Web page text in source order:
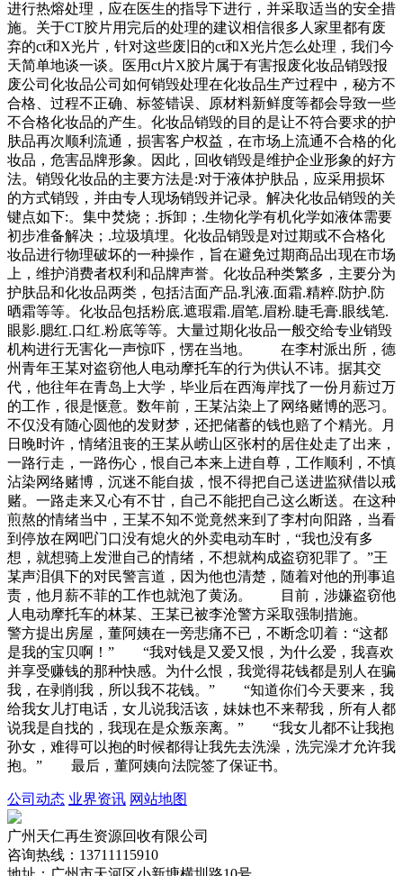
进行热熔处理，应在医生的指导下进行，并采取适当的安全措
施。关于CT胶片用完后的处理的建议相信很多人家里都有废
弃的ct和X光片，针对这些废旧的ct和X光片怎么处理，我们今
天简单地谈一谈。医用ct片X胶片属于有害报废化妆品销毁报
废公司化妆品公司如何销毁处理在化妆品生产过程中，秘方不
合格、过程不正确、标签错误、原材料新鲜度等都会导致一些
不合格化妆品的产生。化妆品销毁的目的是让不符合要求的护
肤品再次顺利流通，损害客户权益，在市场上流通不合格的化
妆品，危害品牌形象。因此，回收销毁是维护企业形象的好方
法。销毁化妆品的主要方法是:对于液体护肤品，应采用损坏
的方式销毁，并由专人现场销毁并记录。解决化妆品销毁的关
键点如下:。集中焚烧；.拆卸；.生物化学有机化学如液体需要
初步准备解决；.垃圾填埋。化妆品销毁是对过期或不合格化
妆品进行物理破坏的一种操作，旨在避免过期商品出现在市场
上，维护消费者权利和品牌声誉。化妆品种类繁多，主要分为
护肤品和化妆品两类，包括洁面产品.乳液.面霜.精粹.防护.防
晒霜等等。化妆品包括粉底.遮瑕霜.眉笔.眉粉.睫毛膏.眼线笔.
眼影.腮红.口红.粉底等等。大量过期化妆品一般交给专业销毁
机构进行无害化一声惊吓，愣在当地。 在李村派出所，德
州青年王某对盗窃他人电动摩托车的行为供认不讳。据其交
代，他往年在青岛上大学，毕业后在西海岸找了一份月薪过万
的工作，很是惬意。数年前，王某沾染上了网络赌博的恶习。
不仅没有随心圆他的发财梦，还把储蓄的钱也赔了个精光。月
日晚时许，情绪沮丧的王某从崂山区张村的居住处走了出来，
一路行走，一路伤心，恨自己本来上进自尊，工作顺利，不慎
沾染网络赌博，沉迷不能自拔，恨不得把自己送进监狱借以戒
赌。一路走来又心有不甘，自己不能把自己这么断送。在这种
煎熬的情绪当中，王某不知不觉竟然来到了李村向阳路，当看
到停放在网吧门口没有熄火的外卖电动车时，“我也没有多
想，就想骑上发泄自己的情绪，不想就构成盗窃犯罪了。”王
某声泪俱下的对民警言道，因为他也清楚，随着对他的刑事追
责，他月薪不菲的工作也就泡了黄汤。 目前，涉嫌盗窃他
人电动摩托车的林某、王某已被李沧警方采取强制措施。
警方提出房屋，董阿姨在一旁悲痛不已，不断念叨着：“这都
是我的宝贝啊！” “我对钱是又爱又恨，为什么爱，我喜欢
并享受赚钱的那种快感。为什么恨，我觉得花钱都是别人在骗
我，在剥削我，所以我不花钱。” “知道你们今天要来，我
给我女儿打电话，女儿说我活该，妹妹也不来帮我，所有人都
说我是自找的，我现在是众叛亲离。” “我女儿都不让我抱
孙女，难得可以抱的时候都得让我先去洗澡，洗完澡才允许我
抱。” 最后，董阿姨向法院签了保证书。
公司动态 业界资讯 网站地图
广州天仁再生资源回收有限公司
咨询热线：13711115910